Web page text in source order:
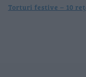
Torturi festive – 10